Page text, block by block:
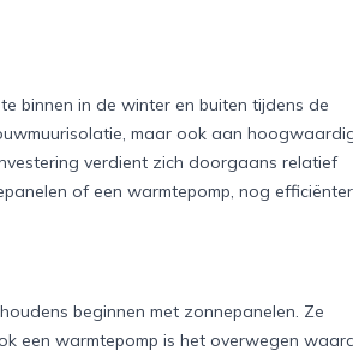
binnen in de winter en buiten tijdens de
maar ook aan
verdient zich doorgaans relatief
of een warmtepomp, nog efficiënter
beginnen met zonnepanelen. Ze
een warmtepomp is het overwegen